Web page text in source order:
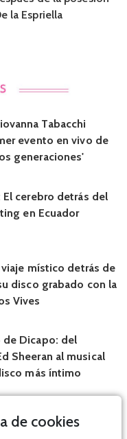
la Espriella
Tabacchi
evento en vivo de
generaciones'
El cerebro detrás del
en Ecuador
místico detrás de
su disco grabado con la
Vives
de Dicapo: del
Sheeran al musical
más íntimo
de cookies